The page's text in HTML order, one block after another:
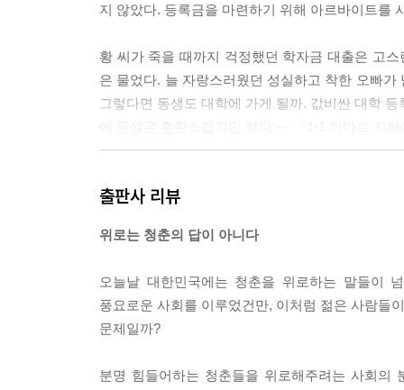
지 않았다. 등록금을 마련하기 위해 아르바이트를
황 씨가 죽을 때까지 걱정했던 학자금 대출은 고
은 물었다. 늘 자랑스러웠던 성실하고 착한 오빠
그렇다면 동생도 대학에 가게 될까. 값비싼 대학
만 아직도 한국의 철강회사 현장에서는 종종 발
7시까지 근무하는 조였다. 야근은 언제나 사람의
씨가 전기로 입구 옆에 걸쳐 있는 철근 조각을 치
는 모습이었다. 김 씨는 소리도 지르지 못했다. 동
출판사 리뷰
위로는 청춘의 답이 아니다
오늘날 대한민국에는 청춘을 위로하는 말들이
풍요로운 사회를 이루었건만, 이처럼 젊은 사람들
문제일까?
분명 힘들어하는 청춘들을 위로해주려는 사회의